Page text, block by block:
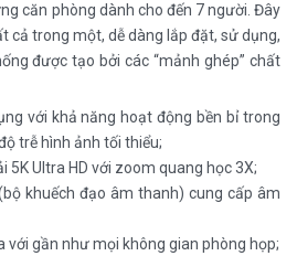
căn phòng dành cho đến 7 người. Đây
cả trong một, dễ dàng lắp đặt, sử dụng,
được tạo bởi các “mảnh ghép” chất
với khả năng hoạt động bền bỉ trong
trễ hình ảnh tối thiểu;
5K Ultra HD với zoom quang học 3X;
khuếch đạo âm thanh) cung cấp âm
với gần như mọi không gian phòng họp;